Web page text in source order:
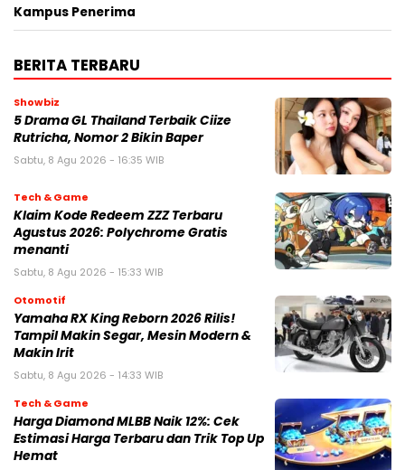
Kampus Penerima
BERITA TERBARU
Showbiz
5 Drama GL Thailand Terbaik Ciize
Rutricha, Nomor 2 Bikin Baper
Sabtu, 8 Agu 2026 - 16:35 WIB
Tech & Game
Klaim Kode Redeem ZZZ Terbaru
Agustus 2026: Polychrome Gratis
menanti
Sabtu, 8 Agu 2026 - 15:33 WIB
Otomotif
Yamaha RX King Reborn 2026 Rilis!
Tampil Makin Segar, Mesin Modern &
Makin Irit
Sabtu, 8 Agu 2026 - 14:33 WIB
Tech & Game
Harga Diamond MLBB Naik 12%: Cek
Estimasi Harga Terbaru dan Trik Top Up
Hemat